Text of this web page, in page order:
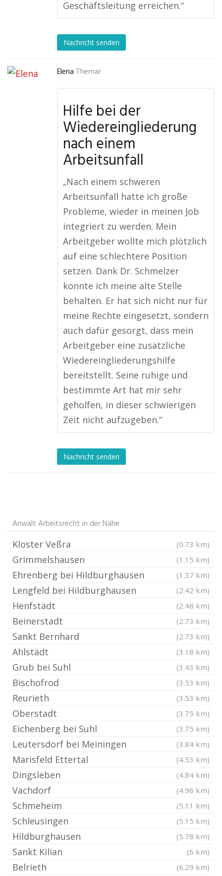
Geschäftsleitung erreichen.“
Nachricht senden
Elena Themar
Hilfe bei der
Wiedereingliederung
nach einem
Arbeitsunfall
„Nach einem schweren
Arbeitsunfall hatte ich große
Probleme, wieder in meinen Job
integriert zu werden. Mein
Arbeitgeber wollte mich plötzlich
auf eine schlechtere Position
setzen. Dank Dr. Schmelzer
konnte ich meine alte Stelle
behalten. Er hat sich nicht nur für
meine Rechte eingesetzt, sondern
auch dafür gesorgt, dass mein
Arbeitgeber eine zusätzliche
Wiedereingliederungshilfe
bereitstellt. Seine ruhige und
bestimmte Art hat mir sehr
geholfen, in dieser schwierigen
Zeit nicht aufzugeben.“
Nachricht senden
Anwalt Arbeitsrecht in der Nähe
Kloster Veßra (0.73 km)
Grimmelshausen (1.15 km)
Ehrenberg bei Hildburghausen (1.37 km)
Lengfeld bei Hildburghausen (2.42 km)
Henfstädt (2.48 km)
Beinerstadt (2.73 km)
Sankt Bernhard (2.73 km)
Ahlstädt (3.18 km)
Grub bei Suhl (3.43 km)
Bischofrod (3.53 km)
Reurieth (3.53 km)
Oberstadt (3.75 km)
Eichenberg bei Suhl (3.75 km)
Leutersdorf bei Meiningen (3.84 km)
Marisfeld Ettertal (4.53 km)
Dingsleben (4.84 km)
Vachdorf (4.96 km)
Schmeheim (5.11 km)
Schleusingen (5.15 km)
Hildburghausen (5.78 km)
Sankt Kilian (6 km)
Belrieth (6.29 km)